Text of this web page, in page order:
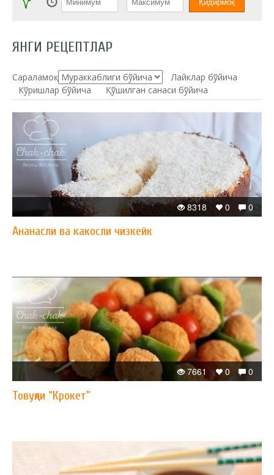
ЯНГИ РЕЦЕПТЛАР
Сараламоқ:
Лайклар бўйича
Кўришлар бўйича
Қўшилган санаси бўйича
0
0
8318
Ананасли ва какосли чизкейк
0
0
7661
Товуқли “Крокет”